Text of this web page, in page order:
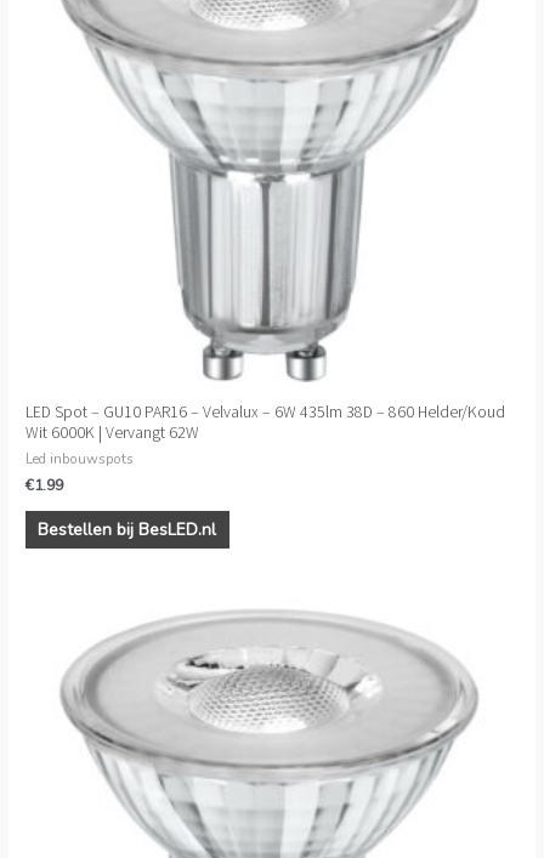
LED Spot – GU10 PAR16 – Velvalux – 6W 435lm 38D – 860 Helder/Koud
Wit 6000K | Vervangt 62W
Led inbouwspots
€1.99
Bestellen bij BesLED.nl